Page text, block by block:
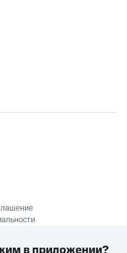
ПРИЛОЖЕНИЕ